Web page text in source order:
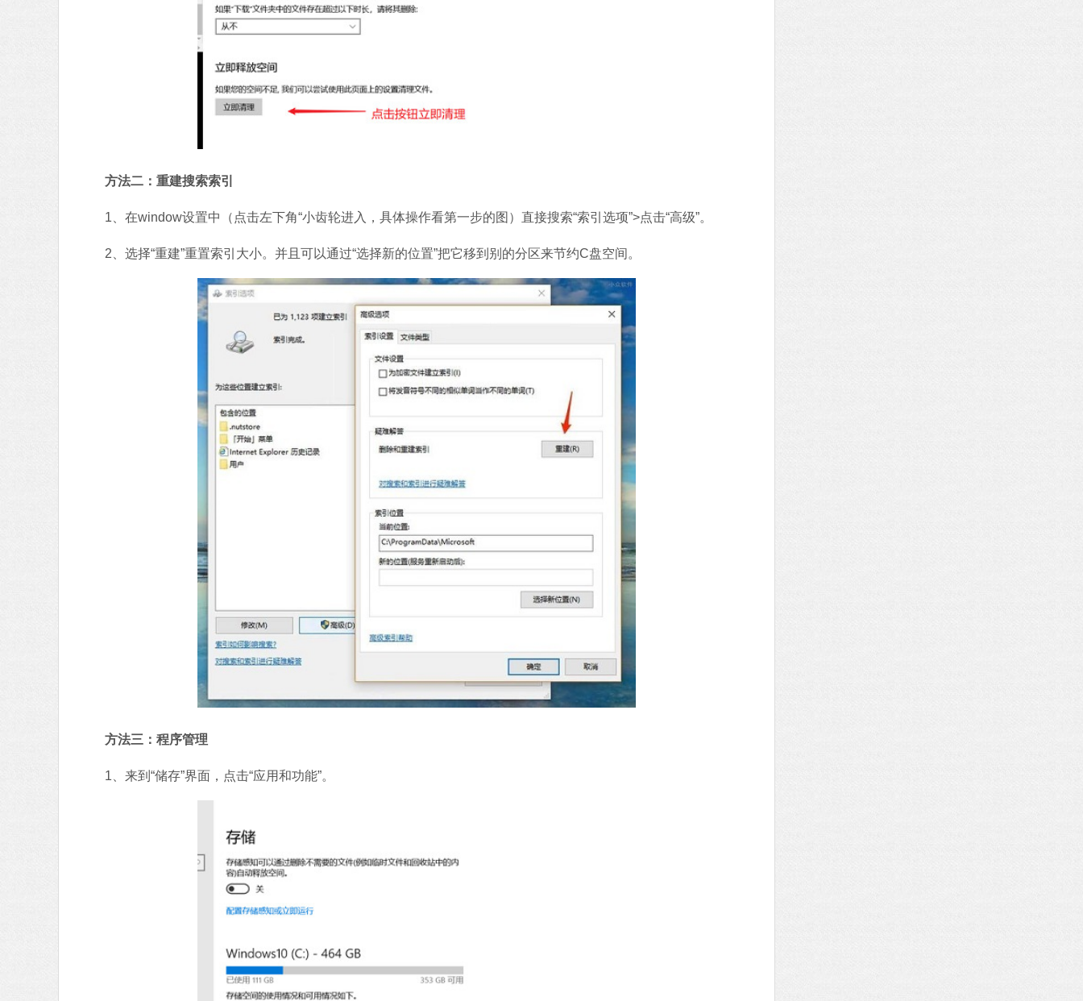
方法二：重建搜索索引
1、在window设置中（点击左下角“小齿轮进入，具体操作看第一步的图）直接搜索“索引选项”>点击“高级”。
2、选择“重建”重置索引大小。并且可以通过“选择新的位置”把它移到别的分区来节约C盘空间。
方法三：程序管理
1、来到“储存”界面，点击“应用和功能”。